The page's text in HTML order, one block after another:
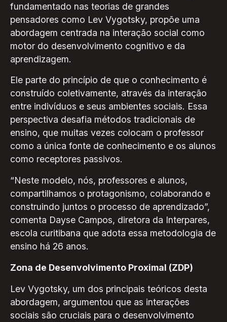
fundamentado nas teorias de grandes
pensadores como Lev Vygotsky, propõe uma
abordagem centrada na interação social como
motor do desenvolvimento cognitivo e da
aprendizagem.
Ele parte do princípio de que o conhecimento é
construído coletivamente, através da interação
entre indivíduos e seus ambientes sociais. Essa
perspectiva desafia métodos tradicionais de
ensino, que muitas vezes colocam o professor
como a única fonte de conhecimento e os alunos
como receptores passivos.
“Neste modelo, nós, professores e alunos,
compartilhamos o protagonismo, colaborando e
construindo juntos o processo de aprendizado”,
comenta Dayse Campos, diretora da Interpares,
escola curitibana que adota essa metodologia de
ensino há 26 anos.
Zona de Desenvolvimento Proximal (ZDP)
Lev Vygotsky, um dos principais teóricos desta
abordagem, argumentou que as interações
sociais são cruciais para o desenvolvimento